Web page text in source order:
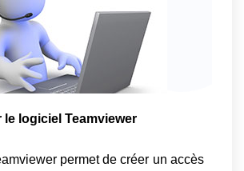
le logiciel Teamviewer
permet de créer un accès